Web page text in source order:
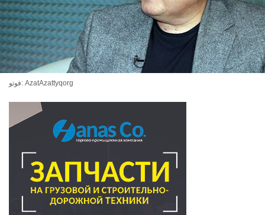
فوتو: AzatAzattyqorg